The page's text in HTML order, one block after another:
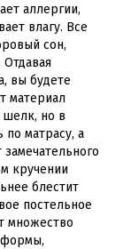
аллергии,
влагу. Все
сон,
вы будете
материал
шелк, но в
по матрасу, а
кручении
блестит
постельное
множество
формы,